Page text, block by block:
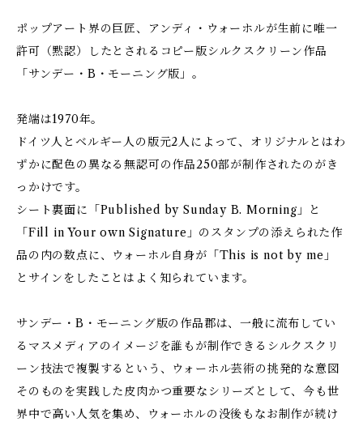
ポップアート界の巨匠、アンディ・ウォーホルが生前に唯一
許可（黙認）したとされるコピー版シルクスクリーン作品
「サンデー・B・モーニング版」。
発端は1970年。
ドイツ人とベルギー人の版元2人によって、オリジナルとはわ
ずかに配色の異なる無認可の作品250部が制作されたのがき
っかけです。
シート裏面に「Published by Sunday B. Morning」と
「Fill in Your own Signature」のスタンプの添えられた作
品の内の数点に、ウォーホル自身が「This is not by me」
とサインをしたことはよく知られています。
サンデー・B・モーニング版の作品郡は、一般に流布してい
るマスメディアのイメージを誰もが制作できるシルクスクリ
ーン技法で複製するという、ウォーホル芸術の挑発的な意図
そのものを実践した皮肉かつ重要なシリーズとして、今も世
界中で高い人気を集め、ウォーホルの没後もなお制作が続け